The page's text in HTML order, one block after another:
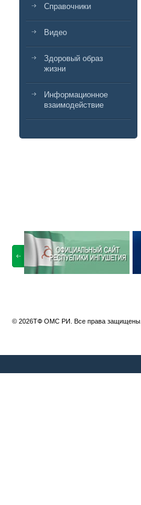
Справочники
Видео
Здоровый образ
жизни
Информационное
взаимодействие
© 2026ТФ ОМС РИ. Все права защищены.